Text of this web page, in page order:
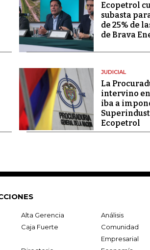
Ecopetrol
subasta
de 25% de
de Brava
JUDICIAL
La
intervino
iba a
Ecopetrol
Alta Gerencia
Análisis
Caja Fuerte
Comunidad
Empresarial